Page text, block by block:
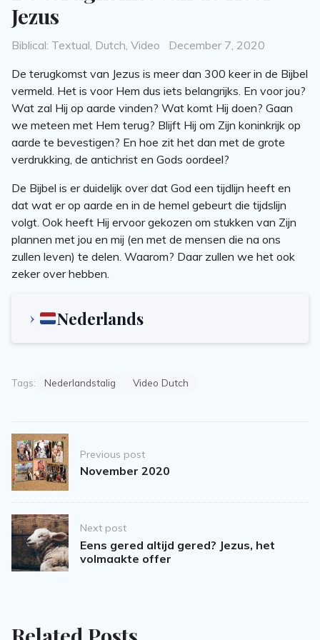
Jezus
Categories
Biblical: Textual, Dutch, Video
Posted
December 7, 2020
De terugkomst van Jezus is meer dan 300 keer in de Bijbel
vermeld. Het is voor Hem dus iets belangrijks. En voor jou?
Wat zal Hij op aarde vinden? Wat komt Hij doen? Gaan
we meteen met Hem terug? Blijft Hij om Zijn koninkrijk op
aarde te bevestigen? En hoe zit het dan met de grote
verdrukking, de antichrist en Gods oordeel?
De Bijbel is er duidelijk over dat God een tijdlijn heeft en
dat wat er op aarde en in de hemel gebeurt die tijdslijn
volgt. Ook heeft Hij ervoor gekozen om stukken van Zijn
plannen met jou en mij (en met de mensen die na ons
zullen leven) te delen. Waarom? Daar zullen we het ook
zeker over hebben.
Nederlands
Tags: Nederlandstalig Video Dutch
Post
navigationPrevious post
November 2020
Next post
Eens gered altijd gered? Jezus, het
volmaakte offer